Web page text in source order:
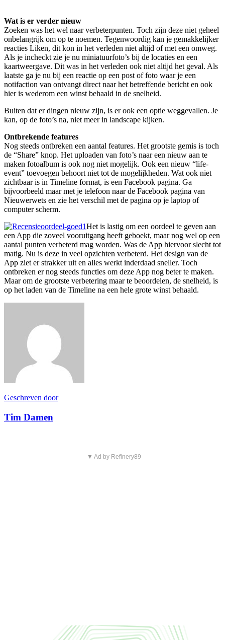
Wat is er verder nieuw
Zoeken was het wel naar verbeterpunten. Toch zijn deze niet geheel
onbelangrijk om op te noemen. Tegenwoordig kan je gemakkelijker
reacties Liken, dit kon in het verleden niet altijd of met een omweg.
Als je incheckt zie je nu miniatuurfoto’s bij de locaties en een
kaartweergave. Dit was in het verleden ook niet altijd het geval. Als
laatste ga je nu bij een reactie op een post of foto waar je een
notifaction van ontvangt direct naar het betreffende bericht en ook
hier is wederom een winst behaald in de snelheid.
Buiten dat er dingen nieuw zijn, is er ook een optie weggevallen. Je
kan, op de foto’s na, niet meer in landscape kijken.
Ontbrekende features
Nog steeds ontbreken een aantal features. Het grootste gemis is toch
de “Share” knop. Het uploaden van foto’s naar een nieuw aan te
maken fotoalbum is ook nog niet mogelijk. Ook een nieuw “life-
event” toevoegen behoort niet tot de mogelijkheden. Wat ook niet
zichtbaar is in Timeline format, is een Facebook pagina. Ga
bijvoorbeeld maar met je telefoon naar de Facebook pagina van
Nieuwerwets en zie het verschil met de pagina op je laptop of
computer scherm.
Het is lastig om een oordeel te geven aan
een App die zoveel vooruitgang heeft geboekt, maar nog wel op een
aantal punten verbeterd mag worden. Was de App hiervoor slecht tot
matig. Nu is deze in veel opzichten verbeterd. Het design van de
App ziet er strakker uit en alles werkt inderdaad sneller. Toch
ontbreken er nog steeds functies om deze App nog beter te maken.
Maar om de grootste verbetering maar te beoordelen, de snelheid, is
op het laden van de Timeline na een hele grote winst behaald.
Geschreven door
Tim Damen
▼ Ad by Refinery89